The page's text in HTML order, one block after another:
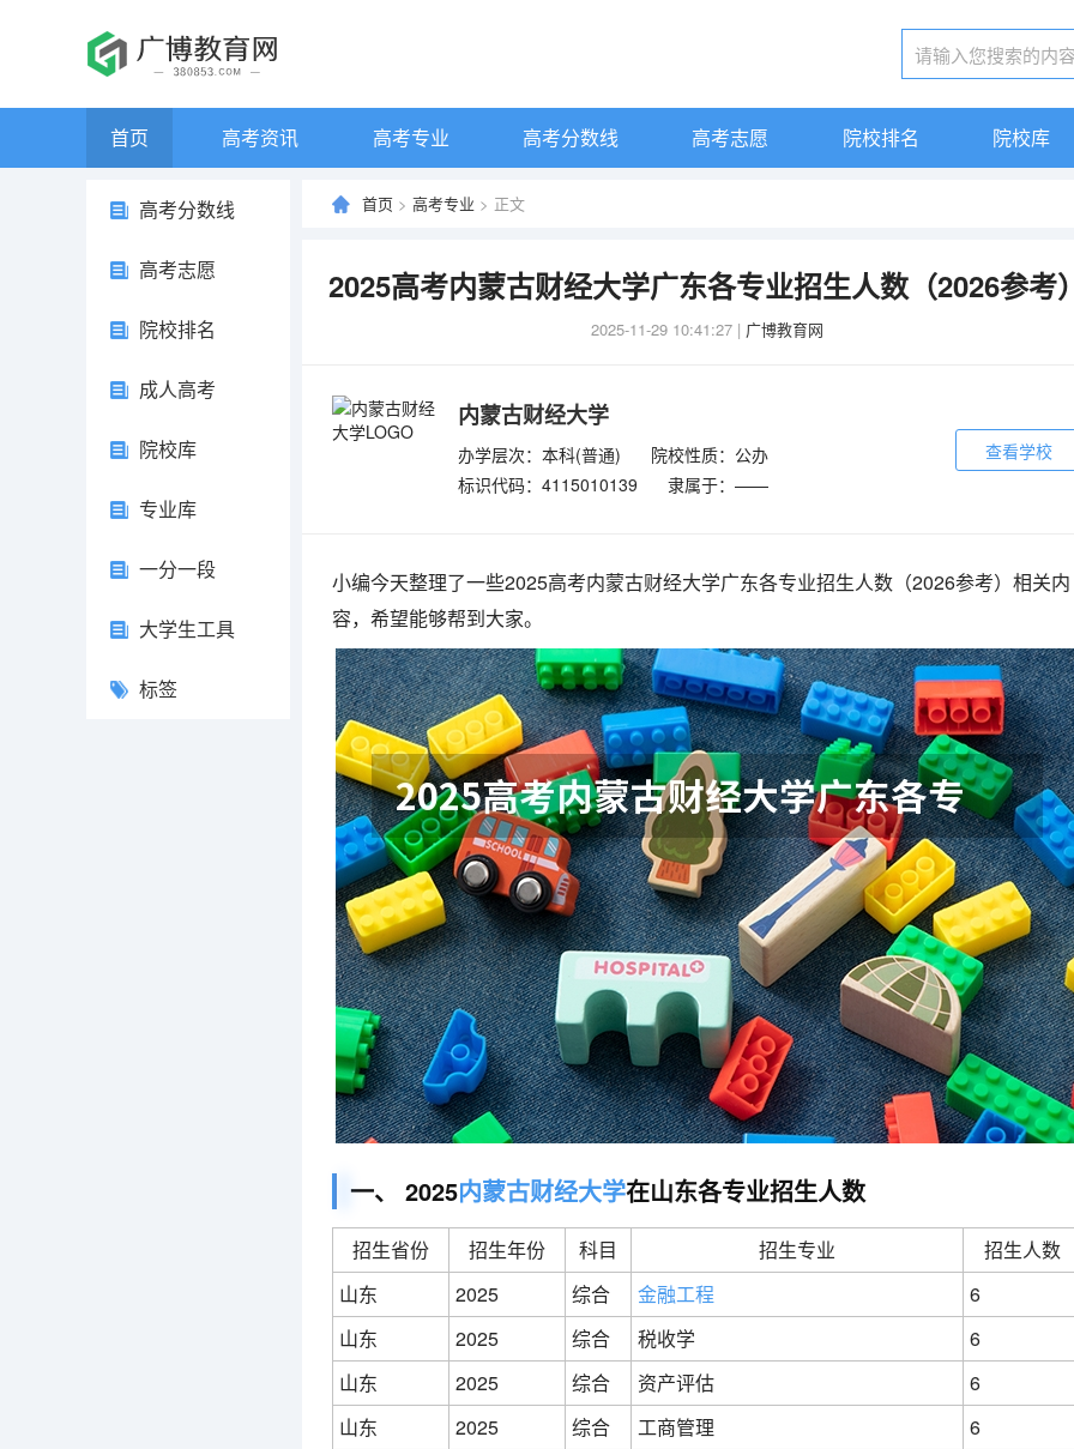
首页 高考资讯 高考专业 高考分数线 高考志愿 院校排名 院校库
高考分数线
高考志愿
院校排名
成人高考
院校库
专业库
一分一段
大学生工具
标签
首页 > 高考专业 > 正文
2025高考内蒙古财经大学广东各专业招生人数（2026参考
2025-11-29 10:41:27 | 广博教育网
内蒙古财经大学
办学层次：本科(普通)
院校性质：公办
标识代码：4115010139
隶属于：——
查看学校
小编今天整理了一些2025高考内蒙古财经大学广东各专业招生人数（2026参考）相关内
容，希望能够帮到大家。
一、 2025内蒙古财经大学在山东各专业招生人数
招生省份 招生年份 科目 招生专业
招生人数
山东
2025 综合 金融工程
6
山东
2025 综合 税收学
6
山东
2025 综合 资产评估
6
山东
2025 综合 工商管理
6